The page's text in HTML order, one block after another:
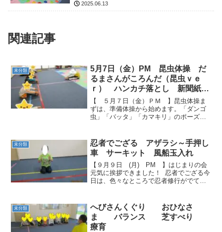
2025.06.13
関連記事
未分類
5月7日（金）PM 昆虫体操 だ
るまさんがころんだ（昆虫ｖｅ
ｒ） ハンカチ落とし 新聞紙遊
び 療育
【 ５月７日（金）ＰＭ 】昆虫体操ま
ずは、準備体操から始めます。「ダンゴ
虫」「バッタ」「カマキリ」のポーズを
をしてストップします。カマキリのポー
ズ、カッコいいね(*...
未分類
忍者でござる アザラシ～手押し
車 サーキット 風船玉入れ
【９月９日 (月) PM 】はじまりの会
元気に挨拶できました！ 忍者でござる今
日は、色々なところで忍者修行がでてき
身！押されても平気だよ！ アザラシ～手
押し車ス...
未分類
へびさんくぐり おひなさ
ま バランス 芝すべり
療育